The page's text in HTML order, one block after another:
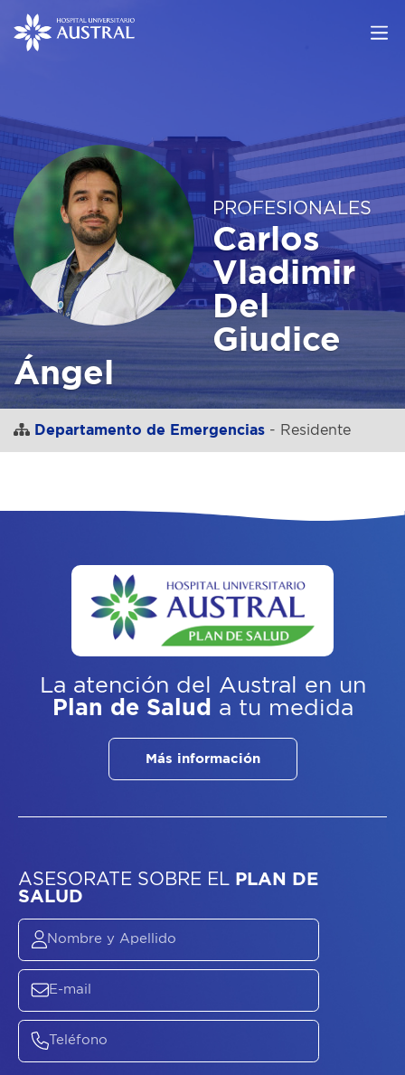
PROFESIONALES
Carlos
Vladimir
Del
Giudice
Ángel
Departamento de Emergencias - Residente
La atención del Austral
en un
Plan de Salud a tu medida
Más información
ASESORATE SOBRE
PLAN DE
SALUD